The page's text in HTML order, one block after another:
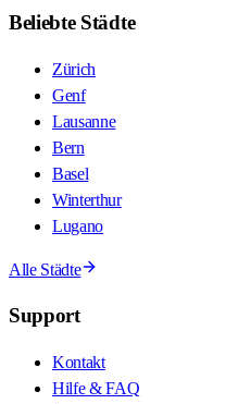
Beliebte Städte
Zürich
Genf
Lausanne
Bern
Basel
Winterthur
Lugano
Alle Städte
Support
Kontakt
Hilfe & FAQ